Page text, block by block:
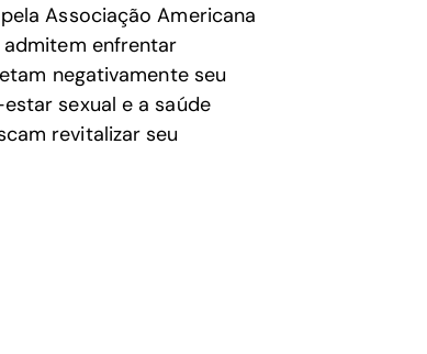
Associação Americana
admitem enfrentar
negativamente seu
sexual e a saúde
revitalizar seu